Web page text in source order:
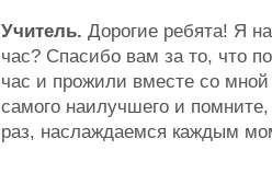
Учитель. Дорогие ребята! Я
час? Спасибо вам за то, что
час и прожили вместе со
самого наилучшего и
раз, наслаждаемся каждым